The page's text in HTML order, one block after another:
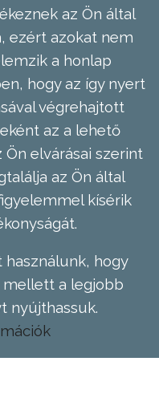
az Ön által
ezért azokat nem
a honlap
hogy az így nyert
végrehajtott
az a lehető
elvárásai szerint
az Ön által
kísérik
hogy
mellett a legjobb
nyújthassuk.